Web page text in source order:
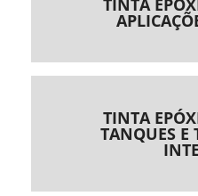
TINTA
TINTA
TANQUES E